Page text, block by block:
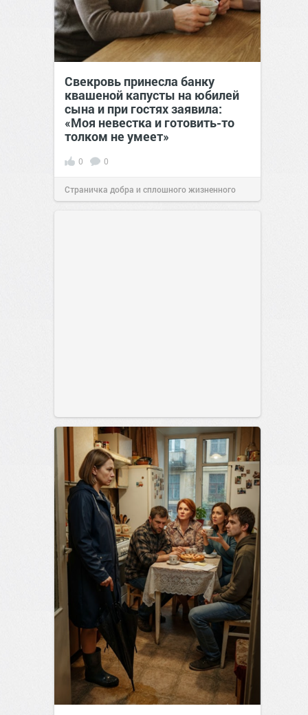
Свекровь принесла банку
квашеной капусты на юбилей
сына и при гостях заявила:
«Моя невестка и готовить-то
толком не умеет»
0 0
Страничка добра и сплошного жизненного